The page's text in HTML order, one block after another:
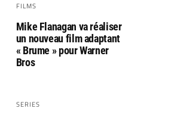
FILMS
Mike Flanagan va réaliser
un nouveau film adaptant
« Brume » pour Warner
Bros
SERIES